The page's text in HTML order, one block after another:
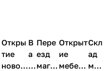
Откры
тие
новог
В
а
к
Пере
езд
магаз
Открыт
ие
мебель
Скл
ад
меб